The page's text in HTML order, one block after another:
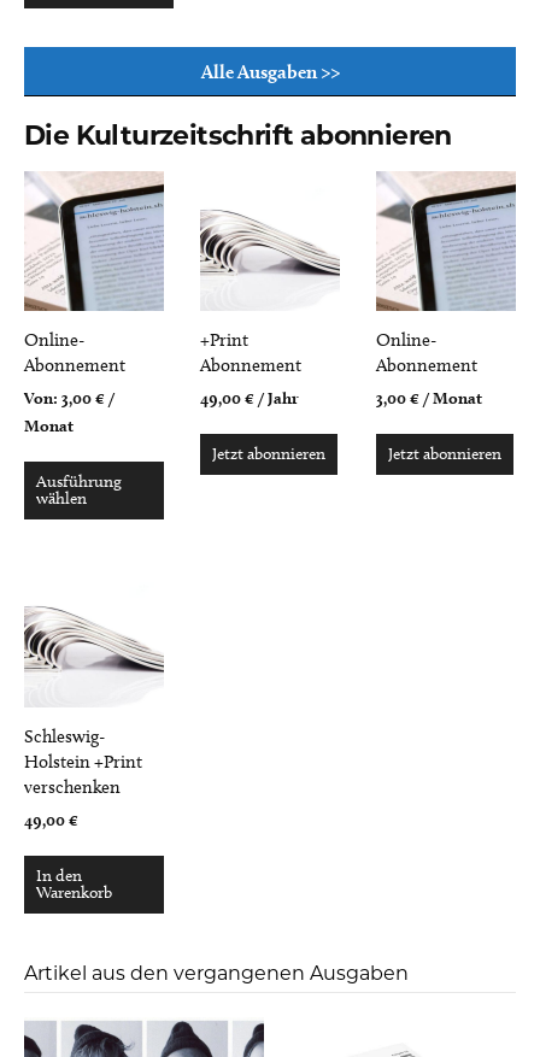
Die Kulturzeitschrift abonnieren
Online-
Abonnement
Von: 3,00€ /
Monat
Ausführung
wählen
+Print
Abonnement
49,00€ / Jahr
Jetzt abonnieren
Online-
Abonnement
3,00€ / Monat
Jetzt abonnieren
Schleswig-
Holstein +Print
verschenken
49,00€
In den
Warenkorb
Artikel aus den vergangenen Ausgaben
Alle Ausgaben >>